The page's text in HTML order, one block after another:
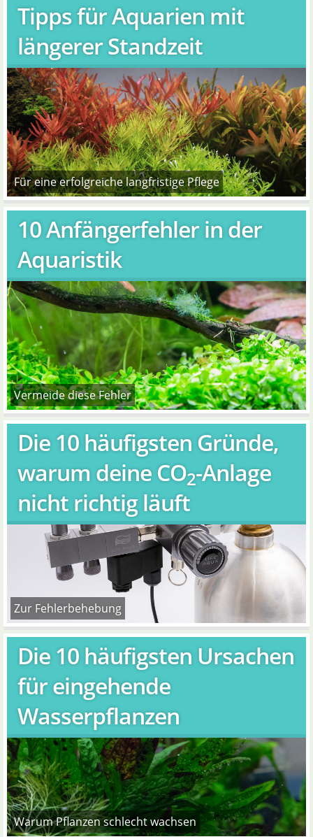
Tipps für Aquarien mit
längerer Standzeit
Für eine erfolgreiche langfristige Pflege
10 Anfängerfehler in der
Aquaristik
Vermeide diese Fehler
Die 10 häufigsten Gründe,
warum deine CO2-Anlage
nicht richtig läuft
Zur Fehlerbehebung
Die 10 häufigsten Ursachen
für eingehende
Wasserpflanzen
Warum Pflanzen schlecht wachsen